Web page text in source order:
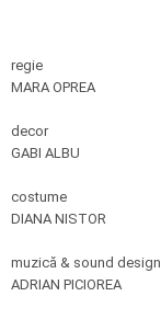
regie
MARA OPREA
decor
GABI ALBU
costume
DIANA NISTOR
muzică & sound design
ADRIAN PICIOREA